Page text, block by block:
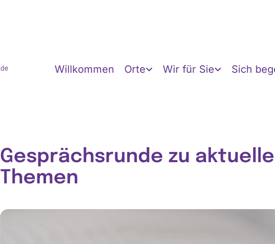
Willkommen Orte Wir für Sie Sich
Gesprächsrunde zu
Themen